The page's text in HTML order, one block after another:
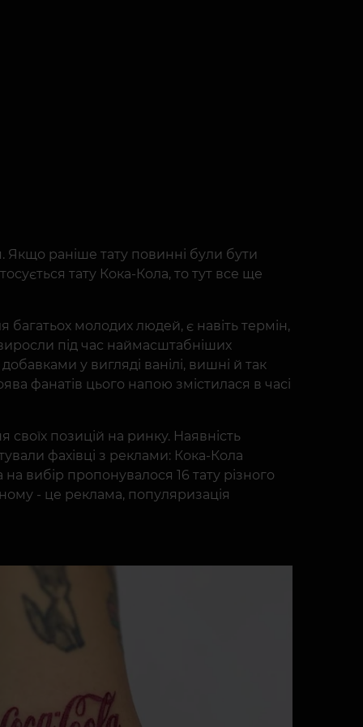
Якщо раніше тату повинні були бути
тату Кока-Кола, то тут все ще
молодих людей, є навіть термін,
під час наймасштабніших
у вигляді ванілі, вишні й так
фанатів цього напою змістилася в часі
позицій на ринку. Наявність
фахівці з реклами: Кока-Кола
вибір пропонувалося 16 тату різного
- це реклама, популяризація